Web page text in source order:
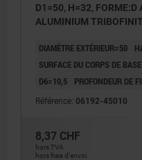
D1=50, H=32, FORME:D
ALUMINIUM
DIAMÈTRE EXTÉRIEUR=50
SURFACE DU CORPS DE
D6=10,5
PROFONDEUR DE
Référence: 06192-45010
8,37 CHF
hors TVA
hors frais d’envoi